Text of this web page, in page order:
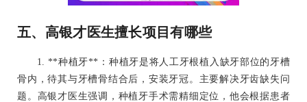
五、高银才医生擅长项目有哪些
1. **种植牙**：种植牙是将人工牙根植入缺牙部位的牙槽
骨内，待其与牙槽骨结合后，安装牙冠。主要解决牙齿缺失问
题。高银才医生强调，种植牙手术需精细定位，他会根据患者